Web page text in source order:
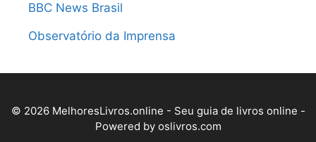
BBC News Brasil
Observatório da Imprensa
© 2026 MelhoresLivros.online - Seu guia de livros online -
Powered by oslivros.com